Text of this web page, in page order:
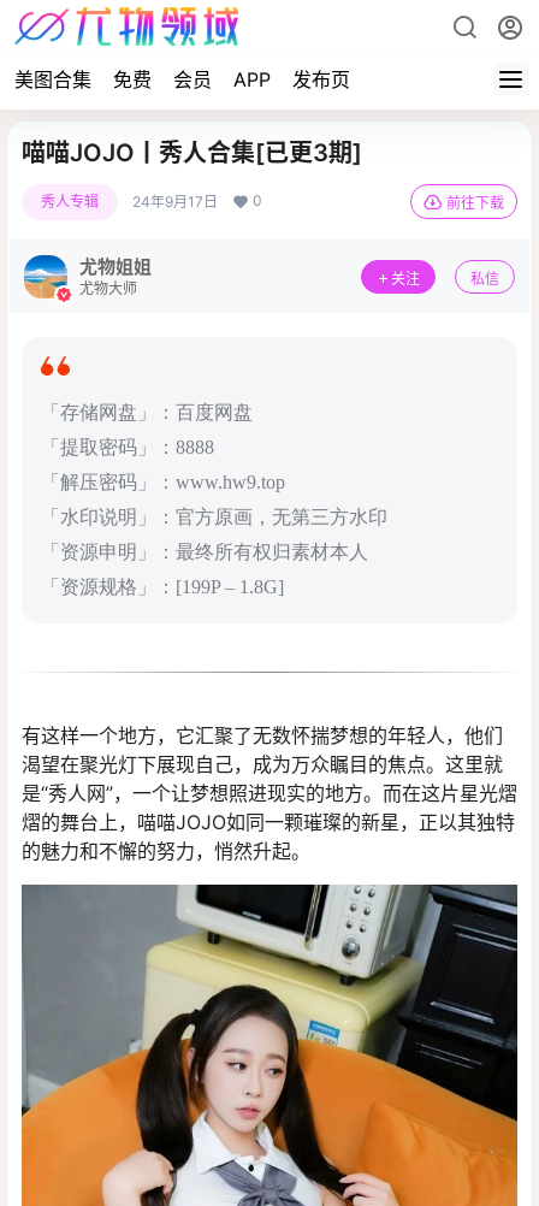
美图合集 免费 会员 APP 发布页
喵喵JOJO丨秀人合集[已更3期]
秀人专辑 24年9月17日 0 前往下载
尤物姐姐
尤物大师
关注 私信
「存储网盘」：百度网盘
「提取密码」：8888
「解压密码」：www.hw9.top
「水印说明」：官方原画，无第三方水印
「资源申明」：最终所有权归素材本人
「资源规格」：[199P – 1.8G]
有这样一个地方，它汇聚了无数怀揣梦想的年轻人，他们
渴望在聚光灯下展现自己，成为万众瞩目的焦点。这里就
是“秀人网”，一个让梦想照进现实的地方。而在这片星光熠
熠的舞台上，喵喵JOJO如同一颗璀璨的新星，正以其独特
的魅力和不懈的努力，悄然升起。